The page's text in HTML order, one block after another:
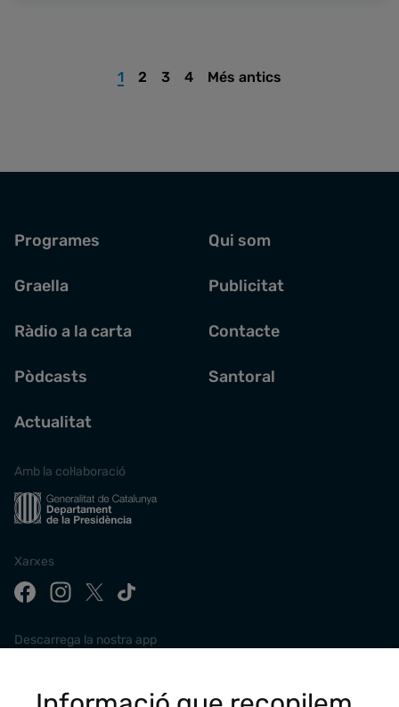
1 2 3 4 Més antics
Programes
Graella
Ràdio a la carta
Pòdcasts
Actualitat
Qui som
Publicitat
Contacte
Santoral
Amb la col·laboració
Xarxes
Descarrega la nostra app